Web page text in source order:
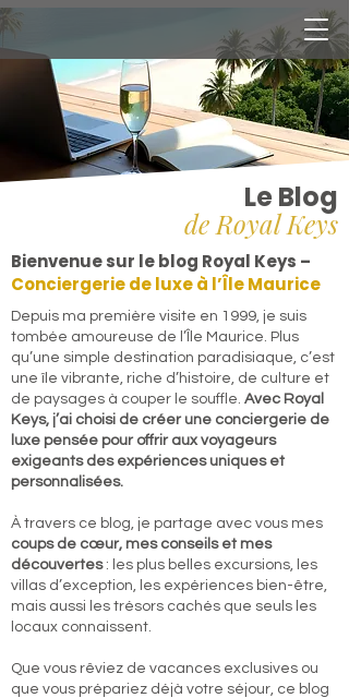
Le Blog
de Royal Keys
Bienvenue sur le blog Royal Keys –
Conciergerie de luxe à l’Île Maurice
​Depuis ma première visite en 1999, je suis
tombée amoureuse de l’Île Maurice. Plus
qu’une simple destination paradisiaque, c’est
une île vibrante, riche d’histoire, de culture et
de paysages à couper le souffle. Avec Royal
Keys, j’ai choisi de créer une conciergerie de
luxe pensée pour offrir aux voyageurs
exigeants des expériences uniques et
personnalisées.
À travers ce blog, je partage avec vous mes
coups de cœur, mes conseils et mes
découvertes: les plus belles excursions, les
villas d’exception, les expériences bien-être,
mais aussi les trésors cachés que seuls les
locaux connaissent.
Que vous rêviez de vacances exclusives ou
que vous prépariez déjà votre séjour, ce blog